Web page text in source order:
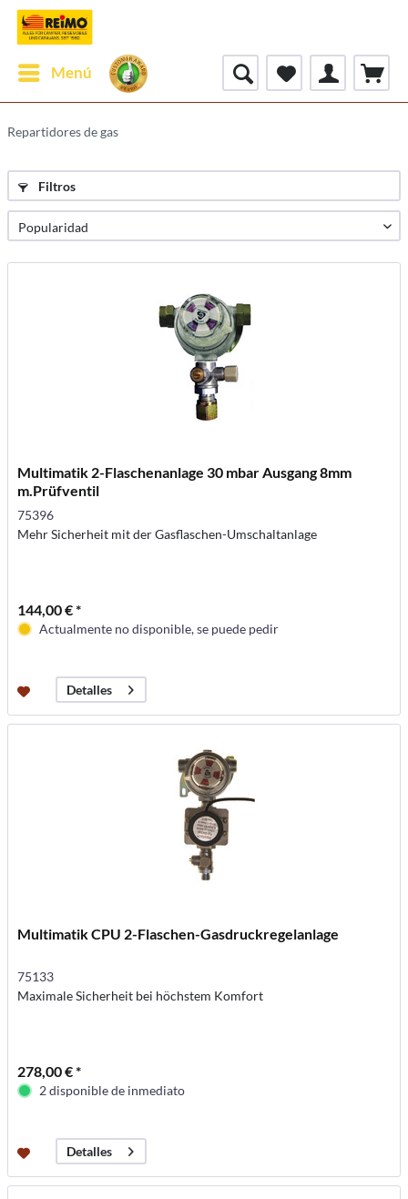
Menú
Repartidores de gas
Filtros
Multimatik 2-Flaschenanlage 30 mbar Ausgang 8mm
m.Prüfventil
75396
Mehr Sicherheit mit der Gasflaschen-Umschaltanlage
144,00 € *
Actualmente no disponible, se puede pedir
Detalles
Multimatik CPU 2-Flaschen-Gasdruckregelanlage
75133
Maximale Sicherheit bei höchstem Komfort
278,00 € *
2 disponible de inmediato
Detalles